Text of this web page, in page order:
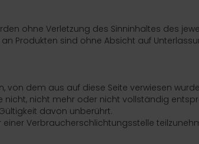
ohne Verletzung des Sinninhaltes des
Produkten sind ohne Absicht auf
dem aus auf diese Seite verwiesen
nicht, nicht mehr oder nicht vollständig
davon unberührt.
Verbraucherschlichtungsstelle